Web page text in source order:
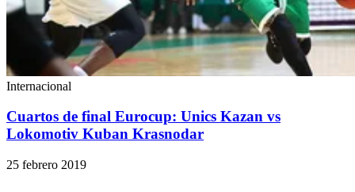
Internacional
Cuartos de final Eurocup: Unics Kazan vs
Lokomotiv Kuban Krasnodar
25 febrero 2019